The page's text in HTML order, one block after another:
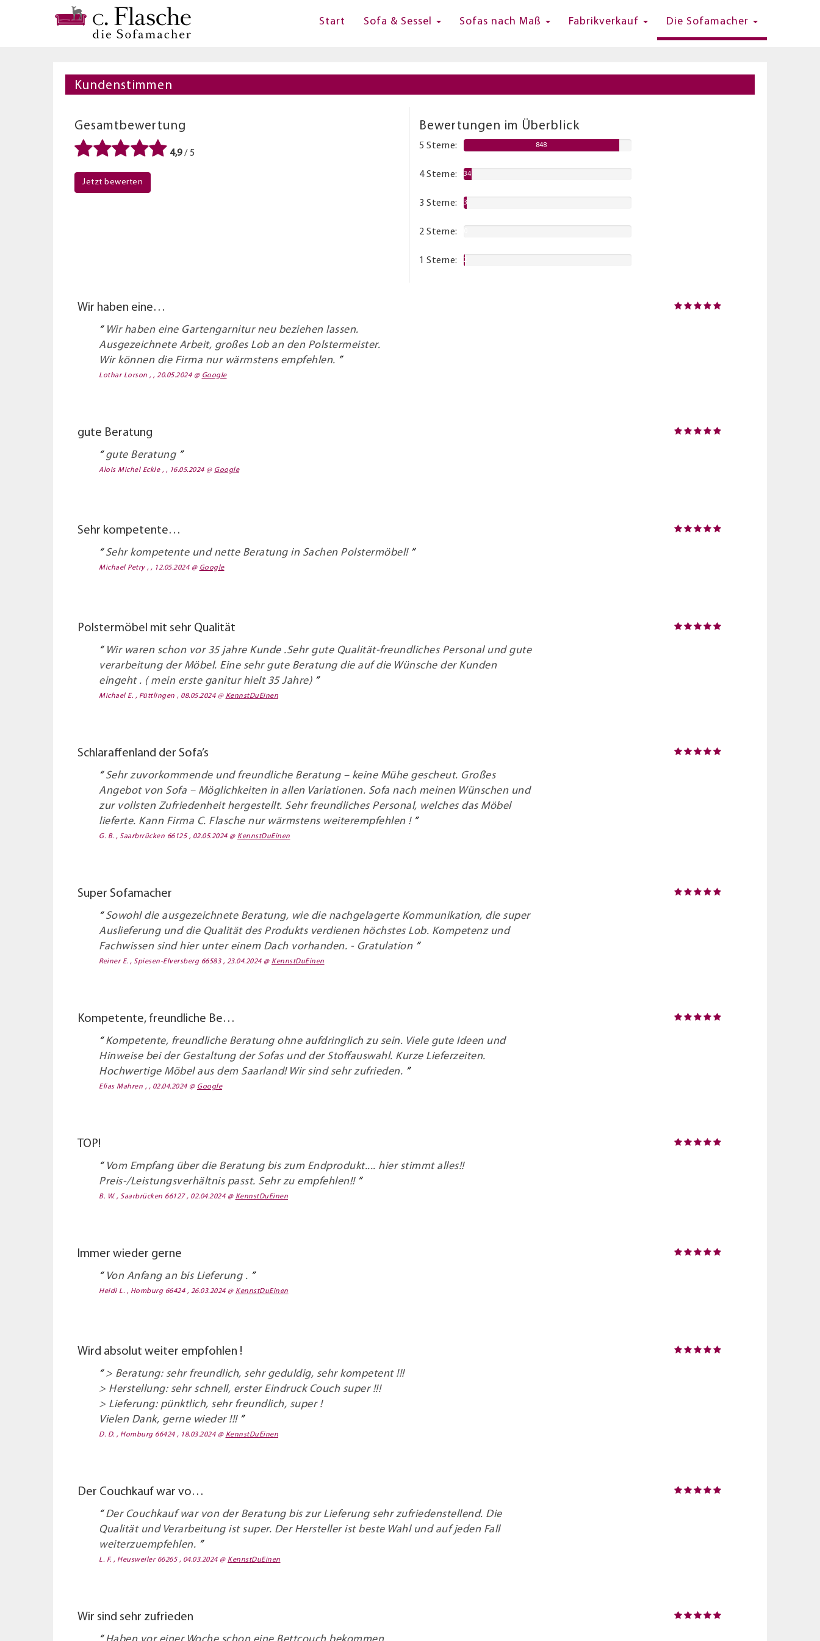
Start Sofa & Sessel Sofas nach Maß Fabrikverkauf Die Sofamacher
Kundenstimmen
Gesamtbewertung
4,9/ 5
Jetzt bewerten
Bewertungen im Überblick
5 Sterne: 848
4 Sterne: 34
3 Sterne: 3
2 Sterne:
1 Sterne: 2
Wir haben eine…
Wir haben eine Gartengarnitur neu beziehen lassen.
Ausgezeichnete Arbeit, großes Lob an den Polstermeister.
Wir können die Firma nur wärmstens empfehlen.
Lothar Lorson , , 20.05.2024 @ Google
gute Beratung
gute Beratung
Alois Michel Eckle , , 16.05.2024 @ Google
Sehr kompetente…
Sehr kompetente und nette Beratung in Sachen Polstermöbel!
Michael Petry , , 12.05.2024 @ Google
Polstermöbel mit sehr Qualität
Wir waren schon vor 35 jahre Kunde .Sehr gute Qualität-freundliches Personal und gute
verarbeitung der Möbel. Eine sehr gute Beratung die auf die Wünsche der Kunden
eingeht . ( mein erste ganitur hielt 35 Jahre)
Michael E. , Püttlingen , 08.05.2024 @ KennstDuEinen
Schlaraffenland der Sofa’s
Sehr zuvorkommende und freundliche Beratung – keine Mühe gescheut. Großes
Angebot von Sofa – Möglichkeiten in allen Variationen. Sofa nach meinen Wünschen und
zur vollsten Zufriedenheit hergestellt. Sehr freundliches Personal, welches das Möbel
lieferte. Kann Firma C. Flasche nur wärmstens weiterempfehlen !
G. B. , Saarbrrücken 66125 , 02.05.2024 @ KennstDuEinen
Super Sofamacher
Sowohl die ausgezeichnete Beratung, wie die nachgelagerte Kommunikation, die super
Auslieferung und die Qualität des Produkts verdienen höchstes Lob. Kompetenz und
Fachwissen sind hier unter einem Dach vorhanden. - Gratulation
Reiner E. , Spiesen-Elversberg 66583 , 23.04.2024 @ KennstDuEinen
Kompetente, freundliche Be…
Kompetente, freundliche Beratung ohne aufdringlich zu sein. Viele gute Ideen und
Hinweise bei der Gestaltung der Sofas und der Stoffauswahl. Kurze Lieferzeiten.
Hochwertige Möbel aus dem Saarland! Wir sind sehr zufrieden.
Elias Mahren , , 02.04.2024 @ Google
TOP!
Vom Empfang über die Beratung bis zum Endprodukt.... hier stimmt alles!!
Preis-/Leistungsverhältnis passt. Sehr zu empfehlen!!
B. W. , Saarbrücken 66127 , 02.04.2024 @ KennstDuEinen
Immer wieder gerne
Von Anfang an bis Lieferung .
Heidi L. , Homburg 66424 , 26.03.2024 @ KennstDuEinen
Wird absolut weiter empfohlen !
> Beratung: sehr freundlich, sehr geduldig, sehr kompetent !!!
> Herstellung: sehr schnell, erster Eindruck Couch super !!!
> Lieferung: pünktlich, sehr freundlich, super !
Vielen Dank, gerne wieder !!!
D. D. , Homburg 66424 , 18.03.2024 @ KennstDuEinen
Der Couchkauf war vo…
Der Couchkauf war von der Beratung bis zur Lieferung sehr zufriedenstellend. Die
Qualität und Verarbeitung ist super. Der Hersteller ist beste Wahl und auf jeden Fall
weiterzuempfehlen.
L. F. , Heusweiler 66265 , 04.03.2024 @ KennstDuEinen
Wir sind sehr zufrieden